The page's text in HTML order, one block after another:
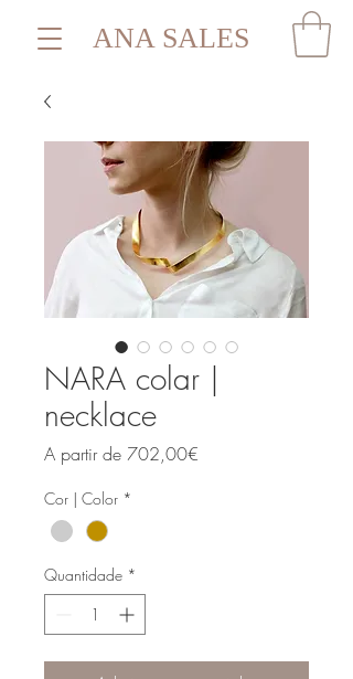
ANA SALES
NARA colar |
necklace
A partir de 702,00€
Cor | Color *
Quantidade *